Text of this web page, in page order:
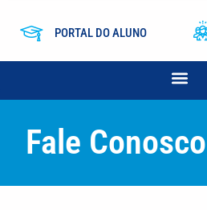
PORTAL DO ALUNO
Fale